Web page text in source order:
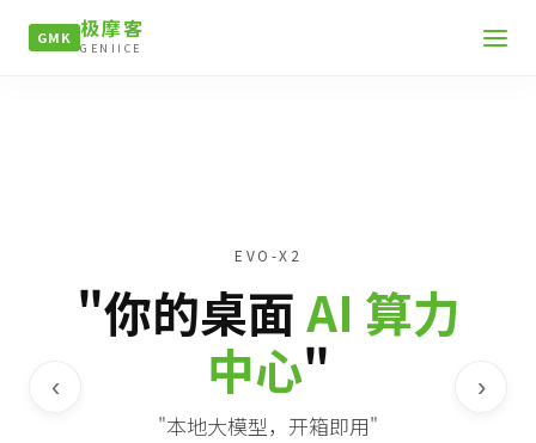
GMK 极摩客
GENIICE
EVO-X2
"你的桌面AI 算力
中心"
"本地大模型，开箱即用"
‹ ›